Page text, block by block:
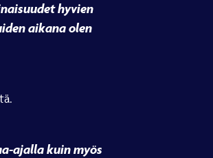
hyvien
aikana olen
ajalla kuin myös